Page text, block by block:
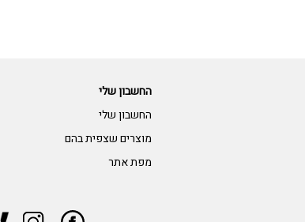
החשבון שלי
החשבון שלי
מוצרים שצפית בהם
מפת אתר